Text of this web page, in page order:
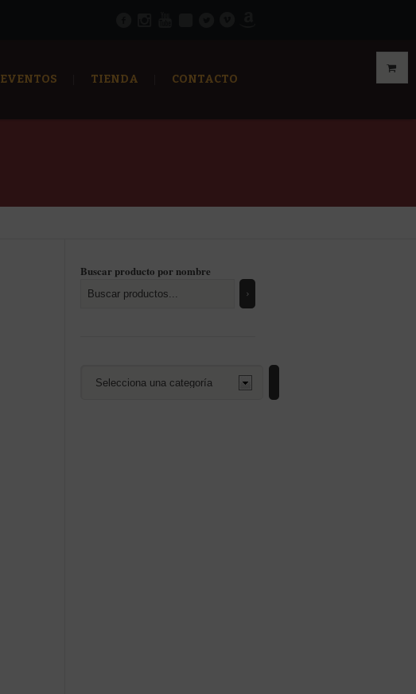
EVENTOS TIENDA CONTACTO
Buscar producto por nombre
una